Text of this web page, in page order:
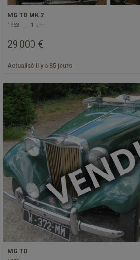
MG TD MK 2
1953 1 km
29 000 €
Actualisé il y a 35 jours
MG TD